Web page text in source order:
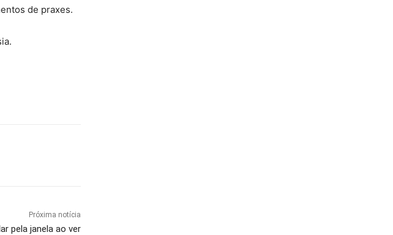
de praxes.
Próxima notícia
pela janela ao ver